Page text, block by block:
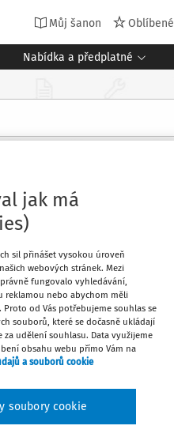
Můj šanon Oblíbené
Nabídka a předplatné
Oblíbené
Stáhnout
Tisknout
jak má
sil přinášet vysokou úroveň
webových stránek. Mezi
fungovalo vyhledávání,
reklamou nebo abychom měli
od Vás potřebujeme souhlas se
souborů, které se dočasně ukládají
udělení souhlasu. Data využijeme
obsahu webu přímo Vám na
a souborů cookie
soubory cookie